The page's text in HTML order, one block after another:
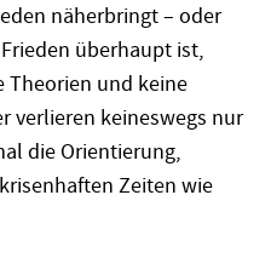
näherbringt – oder
überhaupt ist,
Theorien und keine
verlieren keineswegs nur
die Orientierung,
Zeiten wie